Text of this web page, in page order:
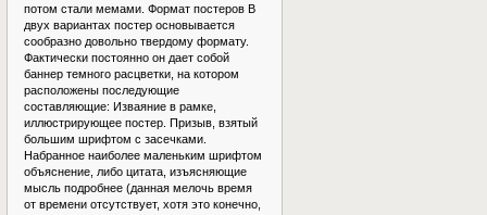
потом стали мемами. Формат постеров В
двух вариантах постер основывается
сообразно довольно твердому формату.
Фактически постоянно он дает собой
баннер темного расцветки, на котором
расположены последующие
составляющие: Изваяние в рамке,
иллюстрирующее постер. Призыв, взятый
большим шрифтом с засечками.
Набранное наиболее маленьким шрифтом
объяснение, либо цитата, изъясняющие
мысль подробнее (данная мелочь время
от времени отсутствует, хотя это конечно,